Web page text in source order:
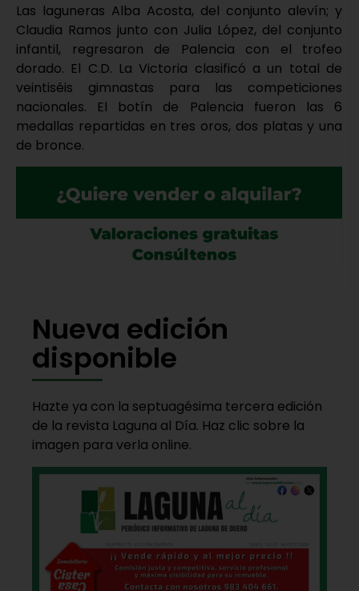
Las laguneras Alba Acosta, del conjunto alevín; y
Claudia Ramos junto con Julia López, del conjunto
infantil, regresaron de Palencia con el trofeo
dorado. El C.D. La Victoria clasificó a un total de
veintiséis gimnastas para las competiciones
nacionales. El botín de Palencia fueron las 6
medallas repartidas en tres oros, dos platas y una
de bronce.
Nueva edición
disponible
Hazte ya con la septuagésima tercera edición
de la revista Laguna al Día. Haz clic sobre la
imagen para verla online.